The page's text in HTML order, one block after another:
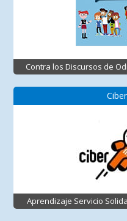
Contra los Discursos de
Aprendizaje Servicio